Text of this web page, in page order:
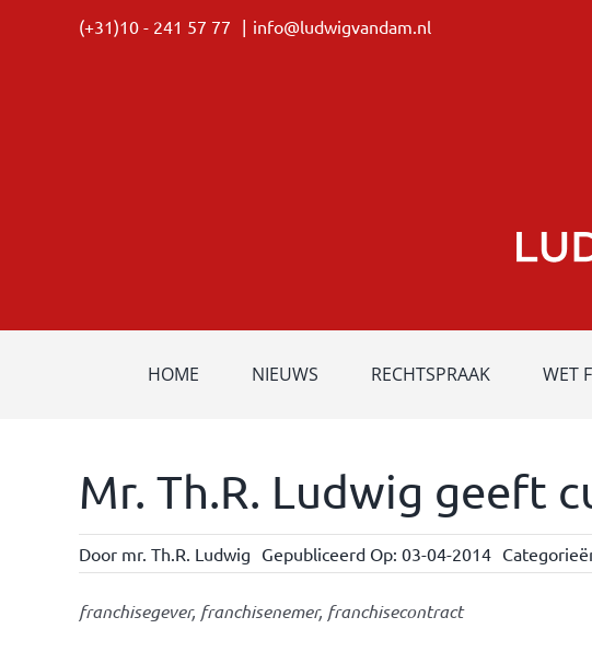
(+31)10 - 241 57 77 | info@ludwigvandam.nl
HOME NIEUWS RECHTSPRAAK WET
Mr. Th.R. Ludwig geeft
Door mr. Th.R. Ludwig Gepubliceerd Op: 03-04-2014
franchisegever, franchisenemer, franchisecontract